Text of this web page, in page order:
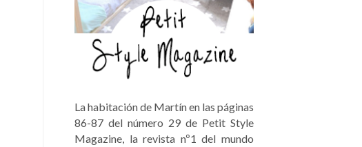
La habitación de Martín en las páginas
86-87 del número 29 de Petit Style
Magazine, la revista nº1 del mundo